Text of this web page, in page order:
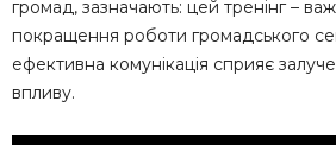
громад, зазначають: цей тренінг –
покращення роботи громадського
ефективна комунікація сприяє
впливу.